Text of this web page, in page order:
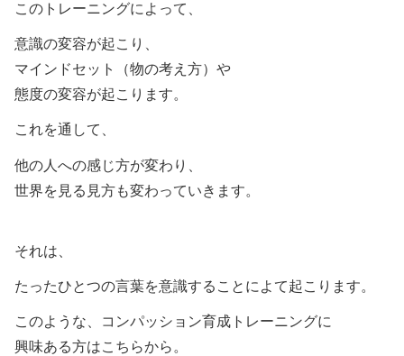
このトレーニングによって、
意識の変容が起こり、
マインドセット（物の考え方）や
態度の変容が起こります。
これを通して、
他の人への感じ方が変わり、
世界を見る見方も変わっていきます。
それは、
たったひとつの言葉を意識することによて起こります。
このような、コンパッション育成トレーニングに
興味ある方はこちらから。